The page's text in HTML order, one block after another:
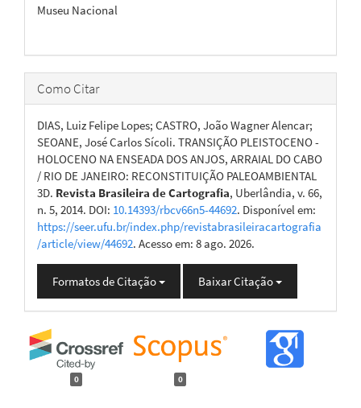
Museu Nacional
Como Citar
DIAS, Luiz Felipe Lopes; CASTRO, João Wagner Alencar;
SEOANE, José Carlos Sícoli. TRANSIÇÃO PLEISTOCENO -
HOLOCENO NA ENSEADA DOS ANJOS, ARRAIAL DO CABO
/ RIO DE JANEIRO: RECONSTITUIÇÃO PALEOAMBIENTAL
3D. Revista Brasileira de Cartografia, Uberlândia, v. 66,
n. 5, 2014. DOI: 10.14393/rbcv66n5-44692. Disponível em:
https://seer.ufu.br/index.php/revistabrasileiracartografia
/article/view/44692. Acesso em: 8 ago. 2026.
Formatos de Citação Baixar Citação
0 0